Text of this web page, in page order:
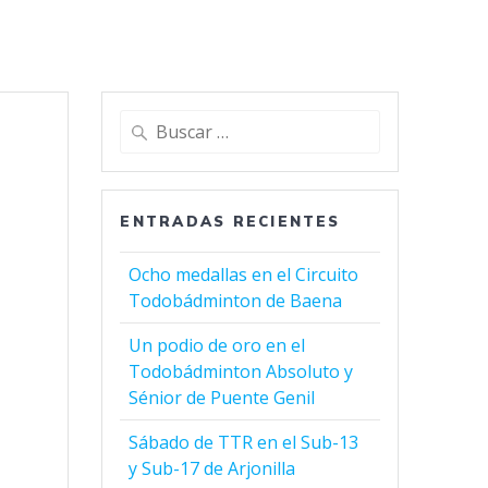
Buscar:
ENTRADAS RECIENTES
Ocho medallas en el Circuito
Todobádminton de Baena
Un podio de oro en el
Todobádminton Absoluto y
Sénior de Puente Genil
Sábado de TTR en el Sub-13
y Sub-17 de Arjonilla